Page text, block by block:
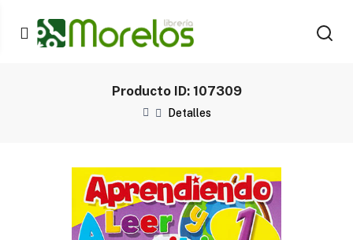
Producto ID: 107309
Detalles